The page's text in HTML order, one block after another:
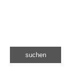
suchen